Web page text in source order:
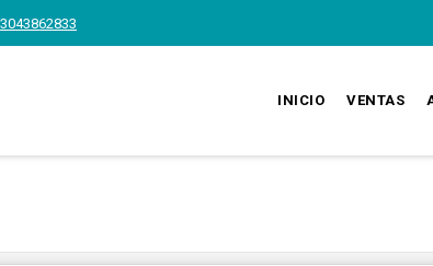
3043862833
INICIO VENTAS